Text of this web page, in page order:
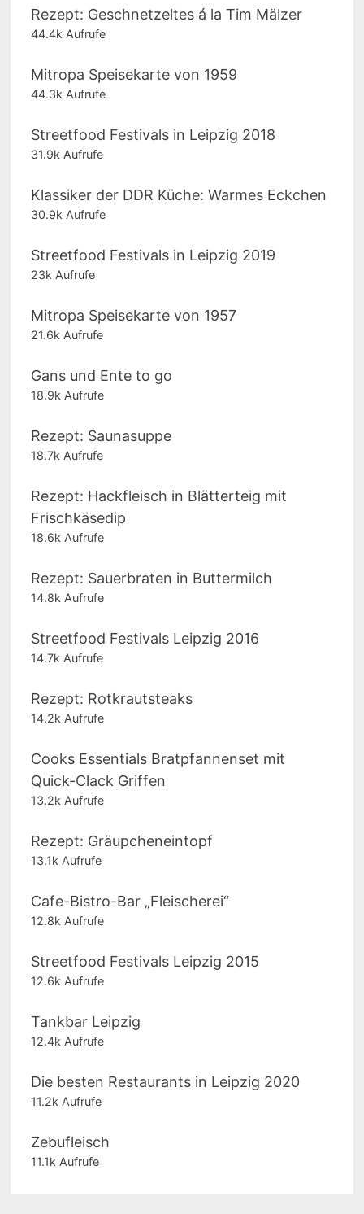
Rezept: Geschnetzeltes á la Tim Mälzer
44.4k Aufrufe
Mitropa Speisekarte von 1959
44.3k Aufrufe
Streetfood Festivals in Leipzig 2018
31.9k Aufrufe
Klassiker der DDR Küche: Warmes Eckchen
30.9k Aufrufe
Streetfood Festivals in Leipzig 2019
23k Aufrufe
Mitropa Speisekarte von 1957
21.6k Aufrufe
Gans und Ente to go
18.9k Aufrufe
Rezept: Saunasuppe
18.7k Aufrufe
Rezept: Hackfleisch in Blätterteig mit
Frischkäsedip
18.6k Aufrufe
Rezept: Sauerbraten in Buttermilch
14.8k Aufrufe
Streetfood Festivals Leipzig 2016
14.7k Aufrufe
Rezept: Rotkrautsteaks
14.2k Aufrufe
Cooks Essentials Bratpfannenset mit
Quick-Clack Griffen
13.2k Aufrufe
Rezept: Gräupcheneintopf
13.1k Aufrufe
Cafe-Bistro-Bar „Fleischerei“
12.8k Aufrufe
Streetfood Festivals Leipzig 2015
12.6k Aufrufe
Tankbar Leipzig
12.4k Aufrufe
Die besten Restaurants in Leipzig 2020
11.2k Aufrufe
Zebufleisch
11.1k Aufrufe